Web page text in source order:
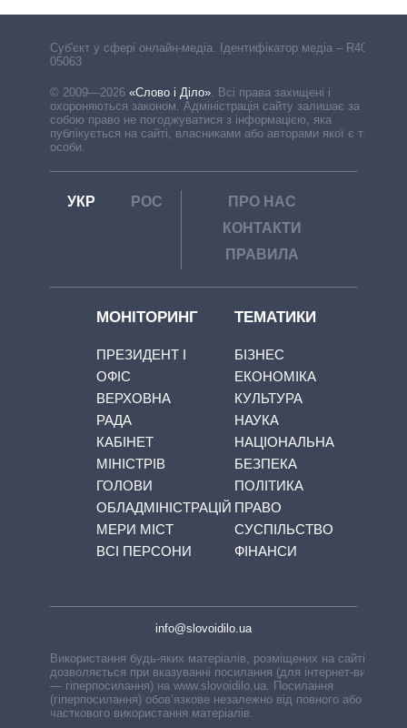
Cуб'єкт у сфері онлайн-медіа. Ідентифікатор медіа – R40-
05063
© 2009—2026 «Слово і Діло». Всі права захищені і
охороняються законом. Адміністрація сайту залишає за
собою право не погоджуватися з інформацією, яка
публікується на сайті, власниками або авторами якої є треті
особи.
УКР РОС
ПРО НАС
КОНТАКТИ
ПРАВИЛА
МОНІТОРИНГ
ПРЕЗИДЕНТ І
ОФІС
ВЕРХОВНА
РАДА
КАБІНЕТ
МІНІСТРІВ
ГОЛОВИ
ОБЛАДМІНІСТРАЦІЙ
МЕРИ МІСТ
ВСІ ПЕРСОНИ
ТЕМАТИКИ
БІЗНЕС
ЕКОНОМІКА
КУЛЬТУРА
НАУКА
НАЦІОНАЛЬНА
БЕЗПЕКА
ПОЛІТИКА
ПРАВО
СУСПІЛЬСТВО
ФІНАНСИ
info@slovoidilo.ua
Використання будь-яких матеріалів, розміщених на сайті,
дозволяється при вказуванні посилання (для інтернет-видань
— гіперпосилання) на www.slovoidilo.ua. Посилання
(гіперпосилання) обов’язкове незалежно від повного або
часткового використання матеріалів.